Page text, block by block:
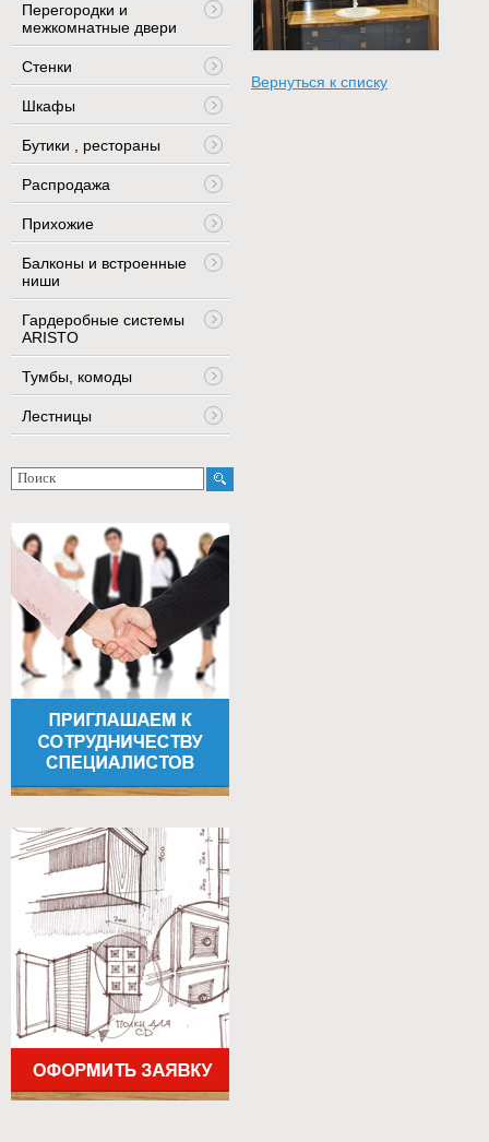
Вернуться к списку
Перегородки и
межкомнатные двери
Стенки
Шкафы
Бутики , рестораны
Распродажа
Прихожие
Балконы и встроенные
ниши
Гардеробные системы
ARISTO
Тумбы, комоды
Лестницы